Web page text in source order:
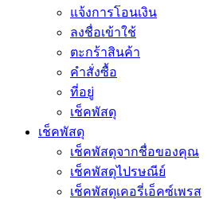
แจ้งการโอนเงิน
ลงชื่อเข้าใช้
ตะกร้าสินค้า
คำสั่งซื้อ
ที่อยู่
เช็คพัสดุ
เช็คพัสดุ
เช็คพัสดุจากชื่อของคุณ
เช็คพัสดุไปรษณีย์
เช็คพัสดุเคอรี่เอ็คซ์เพรส